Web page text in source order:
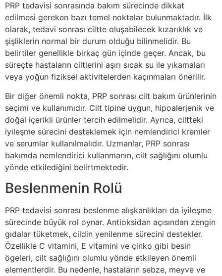
PRP tedavisi sonrasında bakım sürecinde dikkat
edilmesi gereken bazı temel noktalar bulunmaktadır. İlk
olarak, tedavi sonrası ciltte oluşabilecek kızarıklık ve
şişliklerin normal bir durum olduğu bilinmelidir. Bu
belirtiler genellikle birkaç gün içinde geçer. Ancak, bu
süreçte hastaların ciltlerini aşırı sıcak su ile yıkamaları
veya yoğun fiziksel aktivitelerden kaçınmaları önerilir.
Bir diğer önemli nokta, PRP sonrası cilt bakım ürünlerinin
seçimi ve kullanımıdır. Cilt tipine uygun, hipoalerjenik ve
doğal içerikli ürünler tercih edilmelidir. Ayrıca, ciltteki
iyileşme sürecini desteklemek için nemlendirici kremler
ve serumlar kullanılmalıdır. Uzmanlar, PRP sonrası
bakımda nemlendirici kullanmanın, cilt sağlığını olumlu
yönde etkilediğini belirtmektedir.
Beslenmenin Rolü
PRP tedavisi sonrası beslenme alışkanlıkları da iyileşme
sürecinde büyük rol oynar. Antioksidan açısından zengin
gıdalar tüketmek, cildin yenilenme sürecini destekler.
Özellikle C vitamini, E vitamini ve çinko gibi besin
ögeleri, cilt sağlığını olumlu yönde etkileyen önemli
elementlerdir. Bu nedenle, hastaların sebze, meyve ve